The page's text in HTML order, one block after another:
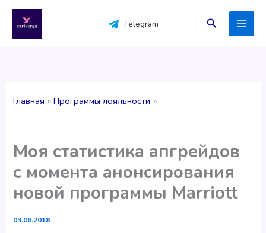
содержимому
Telegram Поиск
Главная Программы лояльности
Моя статистика апгрейдов
с момента анонсирования
новой программы Marriott
03.06.2018